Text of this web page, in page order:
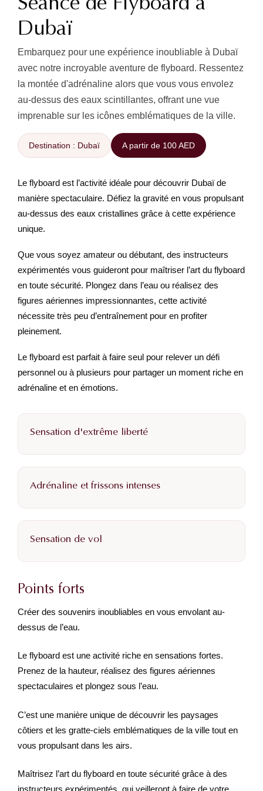
Dubaï
Embarquez pour une expérience inoubliable à Dubaï
avec notre incroyable aventure de flyboard. Ressentez
la montée d'adrénaline alors que vous vous envolez
au-dessus des eaux scintillantes, offrant une vue
imprenable sur les icônes emblématiques de la ville.
Destination : Dubaï A partir de 100 AED
Le flyboard est l’activité idéale pour découvrir Dubaï de
manière spectaculaire. Défiez la gravité en vous propulsant
au-dessus des eaux cristallines grâce à cette expérience
unique.
Que vous soyez amateur ou débutant, des instructeurs
expérimentés vous guideront pour maîtriser l’art du flyboard
en toute sécurité. Plongez dans l’eau ou réalisez des
figures aériennes impressionnantes, cette activité
nécessite très peu d’entraînement pour en profiter
pleinement.
Le flyboard est parfait à faire seul pour relever un défi
personnel ou à plusieurs pour partager un moment riche en
adrénaline et en émotions.
Sensation d'extrême liberté
Adrénaline et frissons intenses
Sensation de vol
Points forts
Créer des souvenirs inoubliables en vous envolant au-
dessus de l’eau.
Le flyboard est une activité riche en sensations fortes.
Prenez de la hauteur, réalisez des figures aériennes
spectaculaires et plongez sous l’eau.
C’est une manière unique de découvrir les paysages
côtiers et les gratte-ciels emblématiques de la ville tout en
vous propulsant dans les airs.
Maîtrisez l’art du flyboard en toute sécurité grâce à des